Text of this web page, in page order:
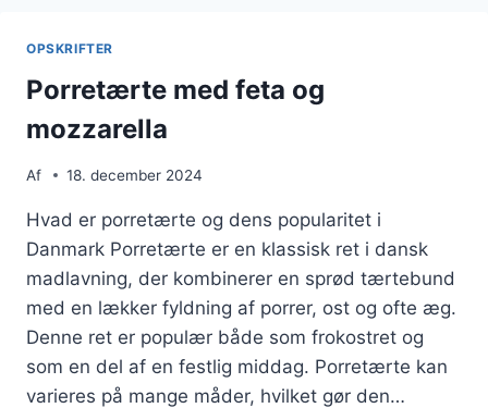
OPSKRIFTER
Porretærte med feta og
mozzarella
Af 18. december 2024
Hvad er porretærte og dens popularitet i
Danmark Porretærte er en klassisk ret i dansk
madlavning, der kombinerer en sprød tærtebund
med en lækker fyldning af porrer, ost og ofte æg.
Denne ret er populær både som frokostret og
som en del af en festlig middag. Porretærte kan
varieres på mange måder, hvilket gør den…